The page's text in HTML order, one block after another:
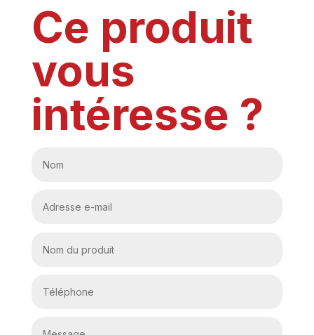
Ce produit
vous
intéresse ?